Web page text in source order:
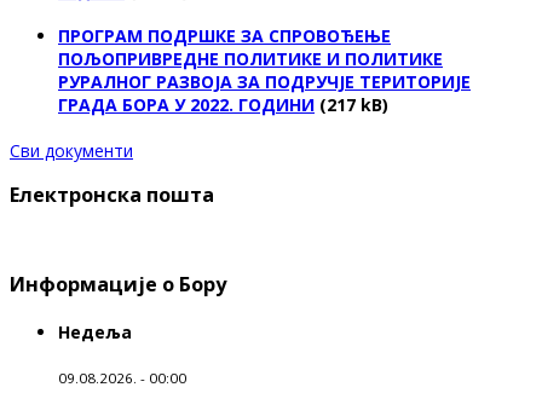
ПРОГРАМ ПОДРШКЕ ЗА СПРОВОЂЕЊЕ
ПОЉОПРИВРЕДНЕ ПОЛИТИКЕ И ПОЛИТИКЕ
РУРАЛНОГ РАЗВОЈА ЗА ПОДРУЧЈЕ ТЕРИТОРИЈЕ
ГРАДА БОРА У 2022. ГОДИНИ (217 kB)
Сви документи
Електронска пошта
Информације о Бору
Недеља
09.08.2026. - 00:00